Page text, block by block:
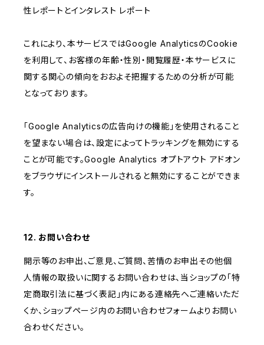
性レポートとインタレスト レポート
これにより、本サービスではGoogle AnalyticsのCookie
を利用して、お客様の年齢・性別・閲覧履歴・本サービスに
関する関心の傾向をおおよそ把握するための分析が可能
となっております。
「Google Analyticsの広告向けの機能」を使用されること
を望まない場合は、設定によってトラッキングを無効にする
ことが可能です。Google Analytics オプトアウト アドオン
をブラウザにインストールされると無効にすることができま
す。
12. お問い合わせ
開示等のお申出、ご意見、ご質問、苦情のお申出その他個
人情報の取扱いに関するお問い合わせは、当ショップの「特
定商取引法に基づく表記」内にある連絡先へご連絡いただ
くか、ショップページ内のお問い合わせフォームよりお問い
合わせください。